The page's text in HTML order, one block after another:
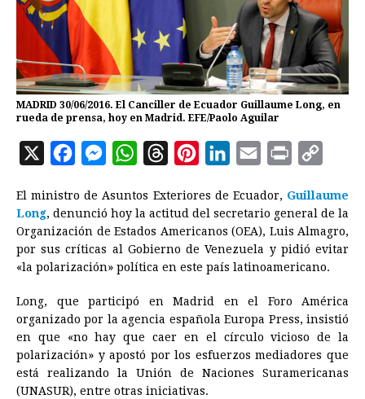
MADRID 30/06/2016. El Canciller de Ecuador Guillaume Long, en
rueda de prensa, hoy en Madrid. EFE/Paolo Aguilar
X
c
e
b
o
o
k
M
s
s
e
n
g
e
r
W
a
t
s
A
p
p
r
e
a
d
s
n
t
e
r
e
s
n
k
e
d
I
n
a
i
l
i
n
t
p
y
L
i
n
k
El ministro de Asuntos Exteriores de Ecuador, Guillaume
Long, denunció hoy la actitud del secretario general de la
Organización de Estados Americanos (OEA), Luis Almagro,
por sus críticas al Gobierno de Venezuela y pidió evitar
«la polarización» política en este país latinoamericano.
Long, que participó en Madrid en el Foro América
organizado por la agencia española Europa Press, insistió
en que «no hay que caer en el círculo vicioso de la
polarización» y apostó por los esfuerzos mediadores que
está realizando la Unión de Naciones Suramericanas
(UNASUR), entre otras iniciativas.